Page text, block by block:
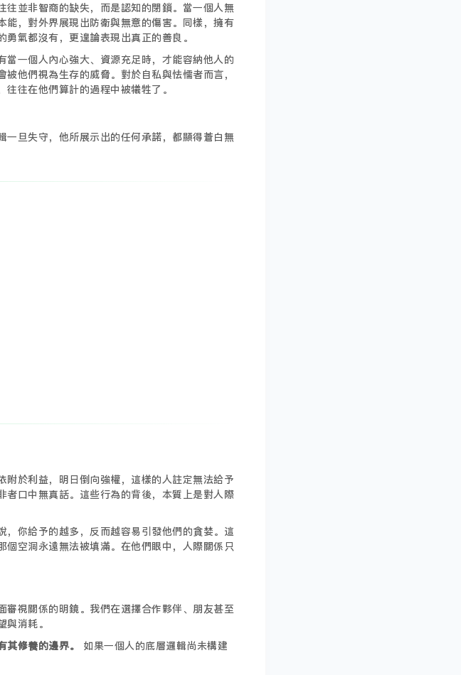
往並非智商的缺失，而是認知的閉鎖。當一個人無
，對外界展現出防衛與無意的傷害。同樣，擁有
氣都沒有，更遑論表現出真正的善良。
當一個人內心強大、資源充足時，才能容納他人的
他們視為生存的威脅。對於自私與怯懦者而言，
往在他們算計的過程中被犧牲了。
旦失守，他所展示出的任何承諾，都顯得蒼白無
附於利益，明日倒向強權，這樣的人註定無法給予
口中無真話。這些行為的背後，本質上是對人際
，你給予的越多，反而越容易引發他們的貪婪。這
空洞永遠無法被填滿。在他們眼中，人際關係只
視關係的明鏡。我們在選擇合作夥伴、朋友甚至
消耗。
其修養的邊界。
如果一個人的底層邏輯尚未構建